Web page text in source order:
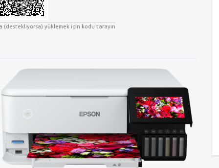
(destekliyorsa) yüklemek için kodu tarayın